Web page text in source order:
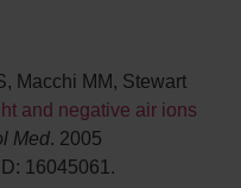
Macchi MM, Stewart
and negative air ions
Med. 2005
16045061.